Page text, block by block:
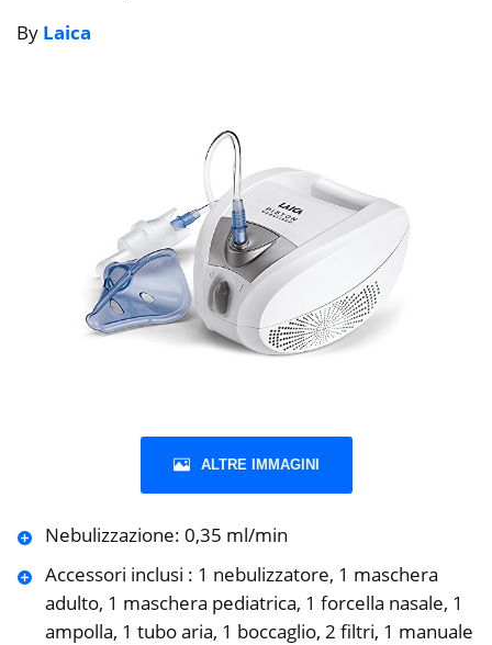
By Laica
ALTRE IMMAGINI
Nebulizzazione: 0,35 ml/min
Accessori inclusi : 1 nebulizzatore, 1 maschera
adulto, 1 maschera pediatrica, 1 forcella nasale, 1
ampolla, 1 tubo aria, 1 boccaglio, 2 filtri, 1 manuale